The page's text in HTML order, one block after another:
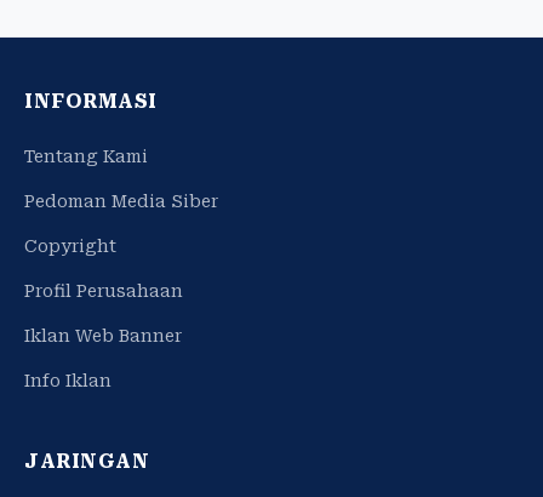
INFORMASI
Tentang Kami
Pedoman Media Siber
Copyright
Profil Perusahaan
Iklan Web Banner
Info Iklan
JARINGAN